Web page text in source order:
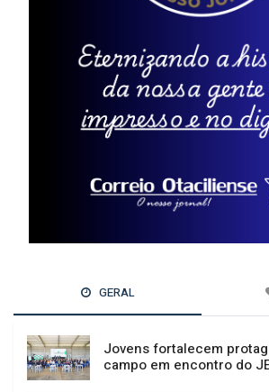
GERAL
Jovens fortalecem
campo em encontro do